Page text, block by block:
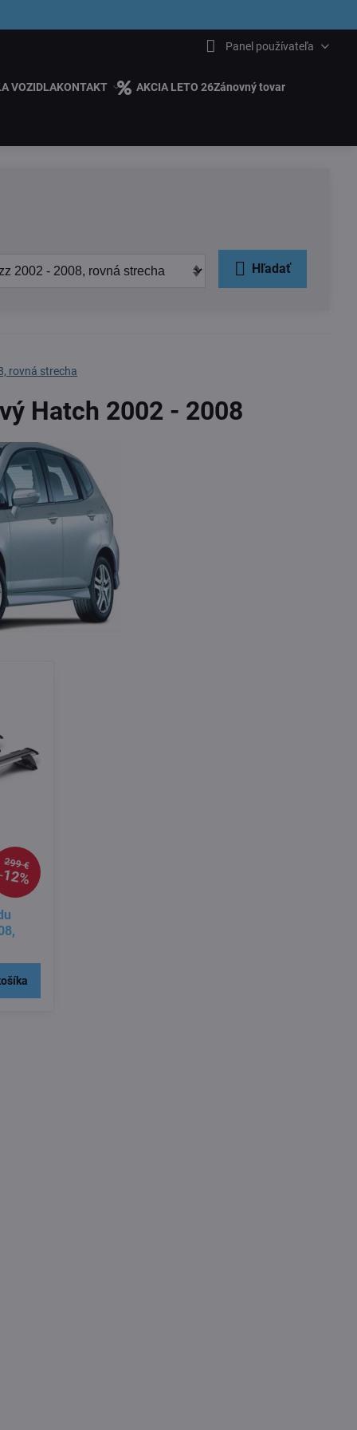
Panel používateľa
VOZIDLAKONTAKT AKCIA LETO 26Zánovný tovar
Hľadať
rovná strecha
Hatch 2002 - 2008
299 €
12%